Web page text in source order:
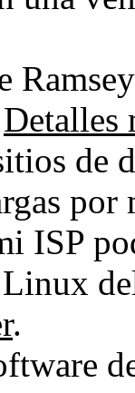
Detalles
de
por
ISP
.